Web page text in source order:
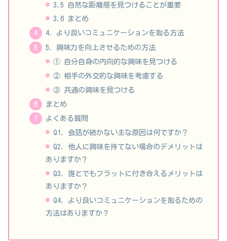
3.5 自然な距離感を見つけることが重要
3.6 まとめ
4. より良いコミュニケーションを取る方法
5. 興味力を向上させるための方法
① 自分自身の内向的な興味を見つける
② 相手の外交的な興味を考慮する
③ 共通の興味を見つける
まとめ
よくある質問
Q1. 会話が続かない主な原因は何ですか？
Q2. 他人に興味を持てない場合のデメリットは
ありますか？
Q3. 誰とでもフラットに付き合えるメリットは
ありますか？
Q4. より良いコミュニケーションを取るための
方法はありますか？